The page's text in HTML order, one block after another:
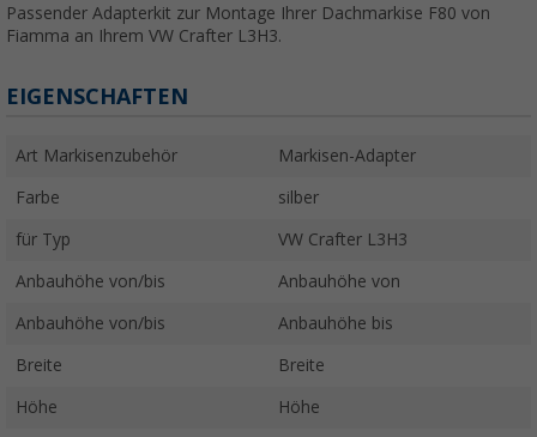
Passender Adapterkit zur Montage Ihrer Dachmarkise F80 von
Fiamma an Ihrem VW Crafter L3H3.
EIGENSCHAFTEN
Art Markisenzubehör Markisen-Adapter
Farbe silber
für Typ VW Crafter L3H3
Anbauhöhe von/bis Anbauhöhe von
Anbauhöhe von/bis Anbauhöhe bis
Breite Breite
Höhe Höhe